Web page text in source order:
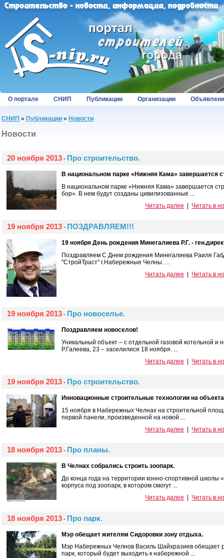
О портале СНИП Публикации Организации
СНИП » Публикации » Новости
Новости
20 ноября 2013 - Про строительство.
В национальном парке «Нижняя Кама» завершается
В национальном парке «Нижняя Кама» завершается
бор». В нем будут созданы цивилизованные ...
Читать далее
Читать в
19 ноября 2013 - ПОЗДРАВЛЯЕМ!!!
19 ноября День рождения Минегалиева Р.Г. -
Поздравляем С Днем рождения Минегалиева Раиля
"СтройТраст" г.Набережные Челны. ...
Читать далее
Читать в
19 ноября 2013 - Про новоселье.
Поздравляем новоселов!
Уникальный объект – с отдельной газовой котельной
Р.Галеева, 23 – заселилися 18 ноября. ...
Читать далее
Читать в
19 ноября 2013 - Про строительство.
Инновационные строительные технологии на
15 ноября в Набережных Челнах на строительной
первой панели, произведенной на новой ...
Читать далее
Читать в
18 ноября 2013 - Про планы.
В Челнах собрались строить зоопарк.
До конца года на территории конно-спортивной школы
корпуса под зоопарк, в котором смогут ...
Читать далее
Читать в
18 ноября 2013 - Про парк.
Мэр обещает жителям Сидоровки зону отдыха.
Мэр Набережных Челнов Василь Шайхразиев обещает
парк, который будет выходить к набережной ...